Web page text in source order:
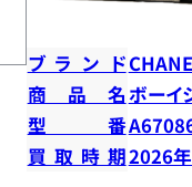
ブランド
商品名ボーイ
型番
買取時期2026